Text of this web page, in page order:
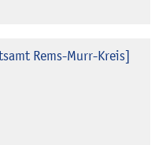
Rems-Murr-Kreis]